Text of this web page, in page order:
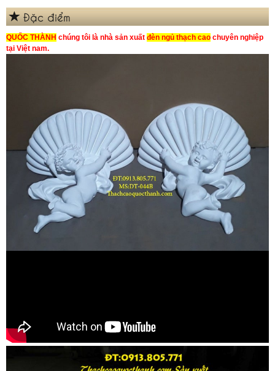
Đặc điểm
QUỐC THÀNH chúng tôi là nhà sản xuất đèn ngủ thạch cao chuyên nghiệp
tại Việt nam.